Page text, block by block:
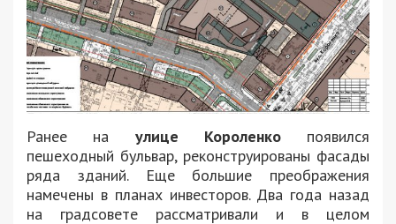
Ранее на улице Короленкопоявился
пешеходный бульвар, реконструированы фасады
ряда зданий. Еще большие преображения
намечены в планах инвесторов. Два года назад
на градсовете рассматривали и в целом